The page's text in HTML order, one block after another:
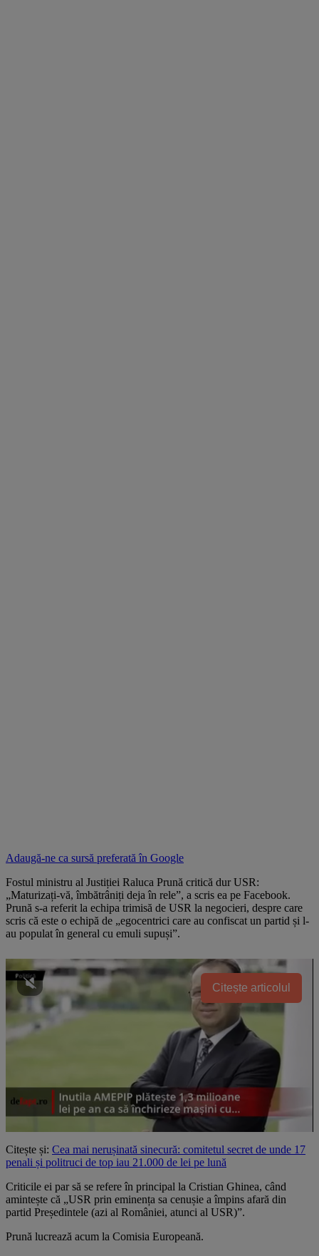
Adaugă-ne ca sursă preferată în Google
Fostul ministru al Justiției Raluca Prună critică dur USR:
„Maturizați-vă, îmbătrâniți deja în rele”, a scris ea pe Facebook.
Prună s-a referit la echipa trimisă de USR la negocieri, despre care
scris că este o echipă de „egocentrici care au confiscat un partid și l-
au populat în general cu emuli supuși”.
Citește articolul
Citește și: Cea mai nerușinată sinecură: comitetul secret de unde 17
penali și politruci de top iau 21.000 de lei pe lună
Criticile ei par să se refere în principal la Cristian Ghinea, când
amintește că „USR prin eminența sa cenușie a împins afară din
partid Președintele (azi al României, atunci al USR)”.
Prună lucrează acum la Comisia Europeană.